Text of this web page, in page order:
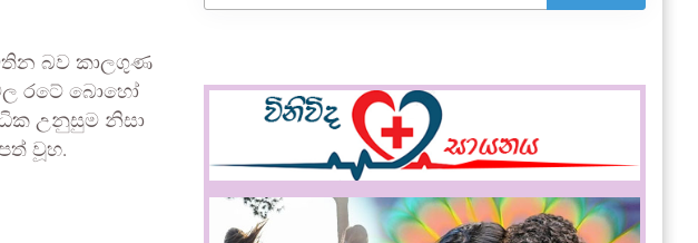
බව කාලගුණ
රටේ බොහෝ
උනුසුම නිසා
වූහ.